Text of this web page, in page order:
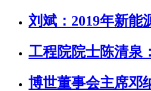
刘斌：2019年新能
工程院院士陈清泉
博世董事会主席邓